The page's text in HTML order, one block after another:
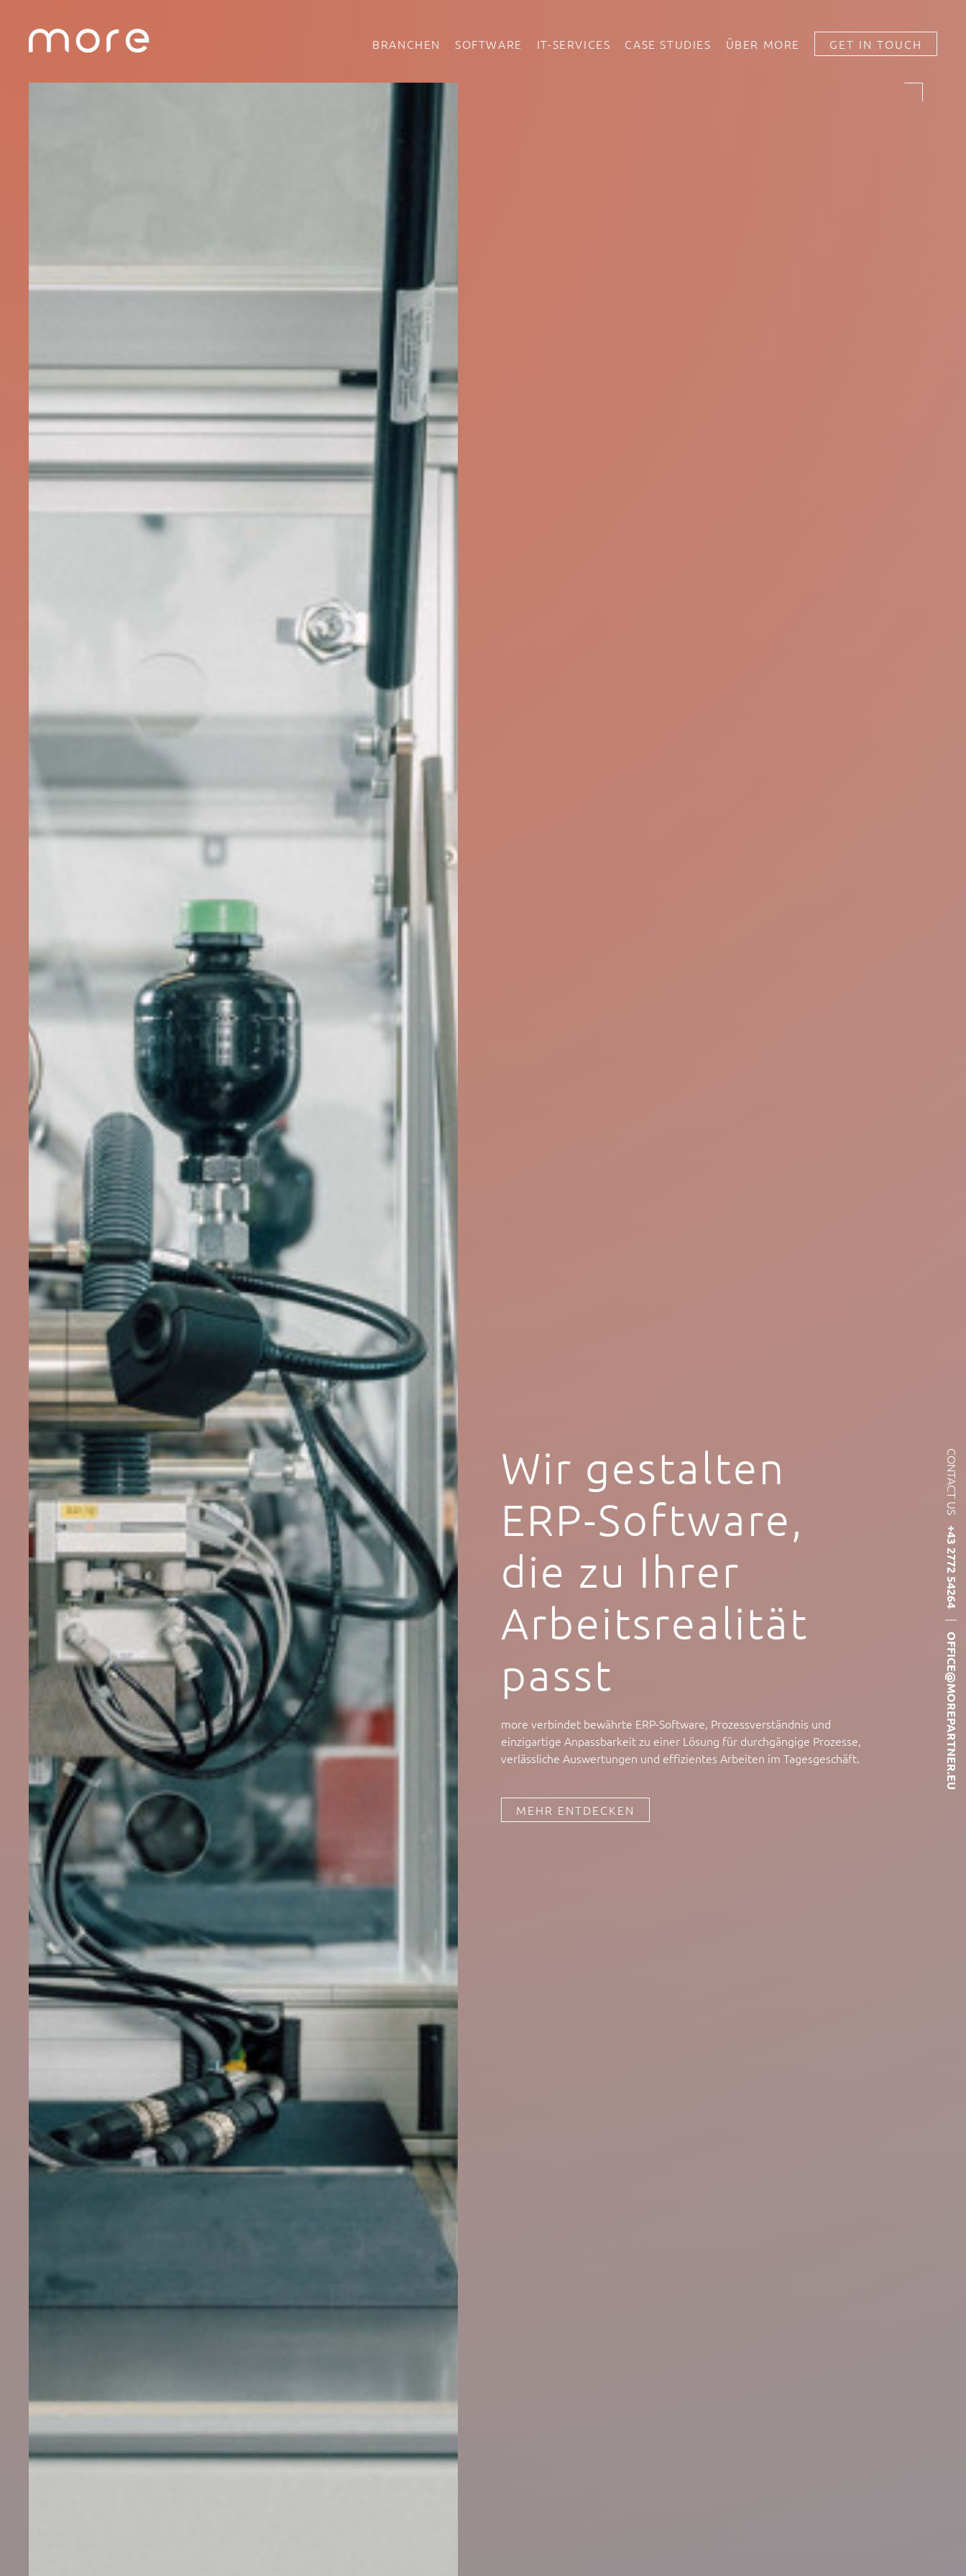
BRANCHEN SOFTWARE IT-SERVICES CASE STUDIES ÜBER MORE GET IN TOUCH
Wir gestalten
ERP-Software,
die zu Ihrer
Arbeitsrealität
passt
more verbindet bewährte ERP-Software, Prozessverständnis und
einzigartige Anpassbarkeit zu einer Lösung für durchgängige Prozesse,
verlässliche Auswertungen und effizientes Arbeiten im Tagesgeschäft.
MEHR ENTDECKEN
CONTACT US
+43 2772 54264
|
OFFICE@MOREPARTNER.EU